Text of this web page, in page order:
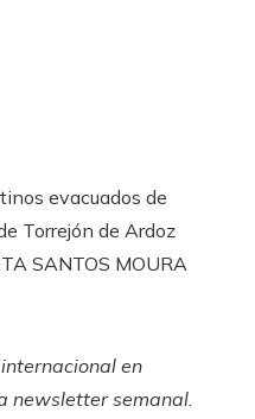
evacuados de
Torrejón de Ardoz
SANTOS MOURA
en
newsletter semanal.